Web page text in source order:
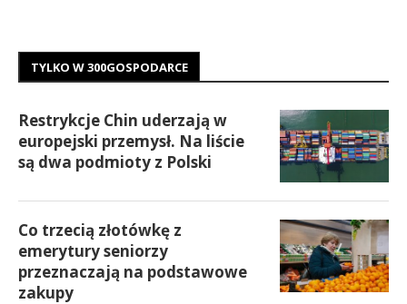
TYLKO W 300GOSPODARCE
Restrykcje Chin uderzają w
europejski przemysł. Na liście
są dwa podmioty z Polski
Co trzecią złotówkę z
emerytury seniorzy
przeznaczają na podstawowe
zakupy